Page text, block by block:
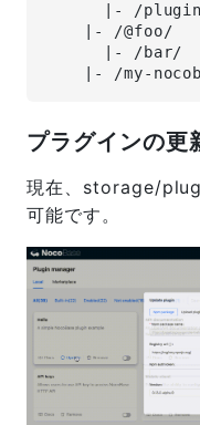
|- /
    |- /@foo/
      |- /bar/
|- /my-
プラグインの更
現在、storage/
可能です。